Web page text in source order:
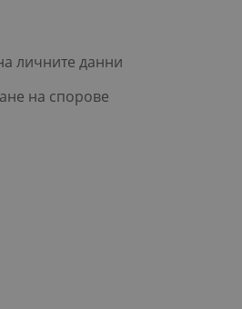
личните данни
на спорове